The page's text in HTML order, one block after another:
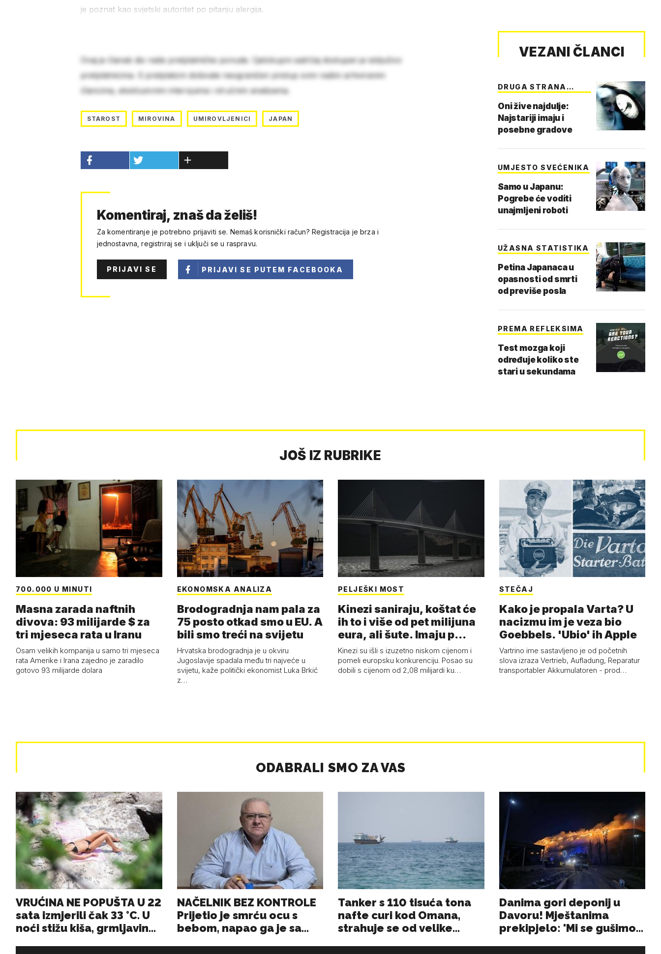
je poznat kao svjetski autoritet po pitanju alergija.
Ovaj je članak dio naše pretplatničke ponude. Cjelokupni sadržaj dostupan je isključivo
pretplatnicima. S pretplatom dobivate neograničen pristup svim našim arhiviranim
člancima, ekskluzivnim intervjuima i stručnim analizama.
STAROST MIROVINA UMIROVLJENICI JAPAN
Komentiraj, znaš da želiš!
Za komentiranje je potrebno prijaviti se. Nemaš korisnički račun? Registracija je brza i
jednostavna, registriraj se i uključi se u raspravu.
PRIJAVI SE PRIJAVI SE PUTEM FACEBOOKA
VEZANI ČLANCI
DRUGA STRANA
Oni žive najdulje:
Najstariji imaju i
posebne gradove
UMJESTO SVEĆENIKA
Samo u Japanu:
Pogrebe će voditi
unajmljeni roboti
UŽASNA STATISTIKA
Petina Japanaca u
opasnosti od smrti
od previše posla
PREMA REFLEKSIMA
Test mozga koji
određuje koliko ste
stari u sekundama
JOŠ IZ RUBRIKE
700.000 U MINUTI
Masna zarada naftnih
divova: 93 milijarde $ za
tri mjeseca rata u Iranu
Osam velikih kompanija u samo tri mjeseca
rata Amerike i Irana zajedno je zaradilo
gotovo 93 milijarde dolara
EKONOMSKA ANALIZA
Brodogradnja nam pala za
75 posto otkad smo u EU. A
bili smo treći na svijetu
Hrvatska brodogradnja je u okviru
Jugoslavije spadala među tri najveće u
svijetu, kaže politički ekonomist Luka Brkić
z…
PELJEŠKI MOST
Kinezi saniraju, koštat će
ih to i više od pet milijuna
eura, ali šute. Imaju p…
Kinezi su išli s izuzetno niskom cijenom i
pomeli europsku konkurenciju. Posao su
dobili s cijenom od 2,08 milijardi ku…
STEČAJ
Kako je propala Varta? U
nacizmu im je veza bio
Goebbels. 'Ubio' ih Apple
Vartrino ime sastavljeno je od početnih
slova izraza Vertrieb, Aufladung, Reparatur
transportabler Akkumulatoren - prod…